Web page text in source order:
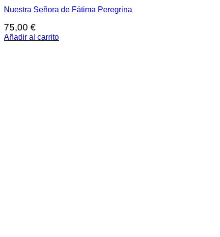
Nuestra Señora de Fátima Peregrina
75,00 €
Añadir al carrito